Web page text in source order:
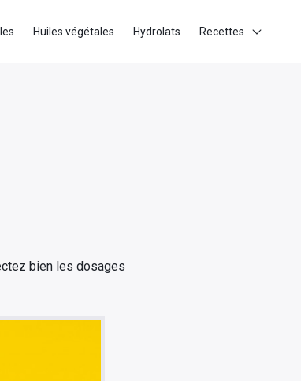
bien les dosages
Huiles végétales Hydrolats Recettes